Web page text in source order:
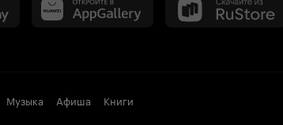
Музыка Афиша Книги